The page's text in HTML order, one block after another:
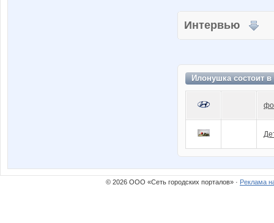
Интервью
Илонушка состоит в
© 2026 ООО «Сеть городских порталов» · Реклама